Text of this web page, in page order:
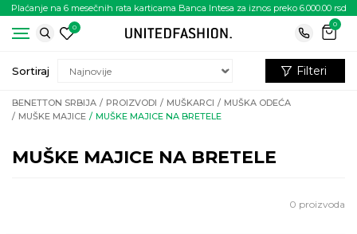
Plaćanje na 6 mesečnih rata karticama Banca Intesa za iznos preko 6.000.00 rsd
0
0
BENETTON SRBIJA PROIZVODI MUŠKARCI
MUŠKA ODEĆA
MUŠKE MAJICE
MUŠKE MAJICE NA BRETELE
MUŠKE MAJICE NA BRETELE
Sortiraj Filteri
0 proizvoda